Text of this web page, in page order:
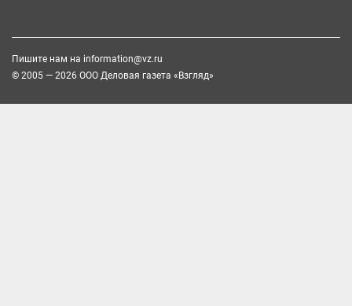
Пишите нам на information@vz.ru
© 2005 — 2026 ООО Деловая газета «Взгляд»